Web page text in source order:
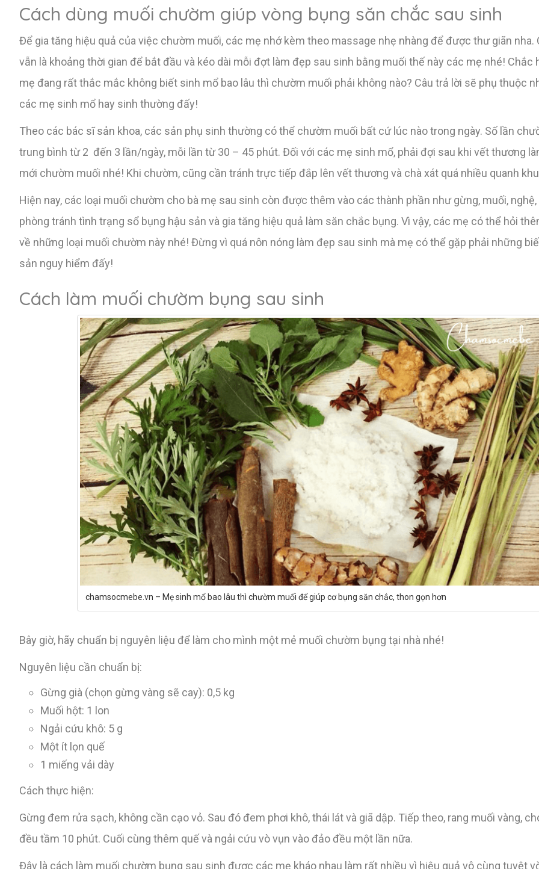
Cách dùng muối chườm giúp vòng bụng săn chắc sau sinh
Để gia tăng hiệu quả của việc chườm muối, các mẹ nhớ kèm theo massage nhẹ nhàng để được thư giãn nha.
vẫn là khoảng thời gian để bắt đầu và kéo dài mỗi đợt làm đẹp sau sinh bằng muối thế này các mẹ nhé! Chắc
mẹ đang rất thắc mắc không biết sinh mổ bao lâu thì chườm muối phải không nào? Câu trả lời sẽ phụ thuộc
các mẹ sinh mổ hay sinh thường đấy!
Theo các bác sĩ sản khoa, các sản phụ sinh thường có thể chườm muối bất cứ lúc nào trong ngày. Số lần
trung bình từ 2 đến 3 lần/ngày, mỗi lần từ 30 – 45 phút. Đối với các mẹ sinh mổ, phải đợi sau khi vết thương
mới chườm muối nhé! Khi chườm, cũng cần tránh trực tiếp đắp lên vết thương và chà xát quá nhiều quanh
Hiện nay, các loại muối chườm cho bà mẹ sau sinh còn được thêm vào các thành phần như gừng, muối,
phòng tránh tình trạng sổ bụng hậu sản và gia tăng hiệu quả làm săn chắc bụng. Vì vậy, các mẹ có thể hỏi
về những loại muối chườm này nhé! Đừng vì quá nôn nóng làm đẹp sau sinh mà mẹ có thể gặp phải những
sản nguy hiểm đấy!
Cách làm muối chườm bụng sau sinh
chamsocmebe.vn – Mẹ sinh mổ bao lâu thì chườm muối để giúp cơ bụng săn chắc, thon gọn hơn
Bây giờ, hãy chuẩn bị nguyên liệu để làm cho mình một mẻ muối chườm bụng tại nhà nhé!
Nguyên liệu cần chuẩn bị:
Gừng già (chọn gừng vàng sẽ cay): 0,5 kg
Muối hột: 1 lon
Ngải cứu khô: 5 g
Một ít lọn quế
1 miếng vải dày
Cách thực hiện:
Gừng đem rửa sạch, không cần cạo vỏ. Sau đó đem phơi khô, thái lát và giã dập. Tiếp theo, rang muối vàng,
đều tầm 10 phút. Cuối cùng thêm quế và ngải cứu vò vụn vào đảo đều một lần nữa.
Đây là cách làm muối chườm bụng sau sinh được các mẹ kháo nhau làm rất nhiều vì hiệu quả vô cùng tuyệt